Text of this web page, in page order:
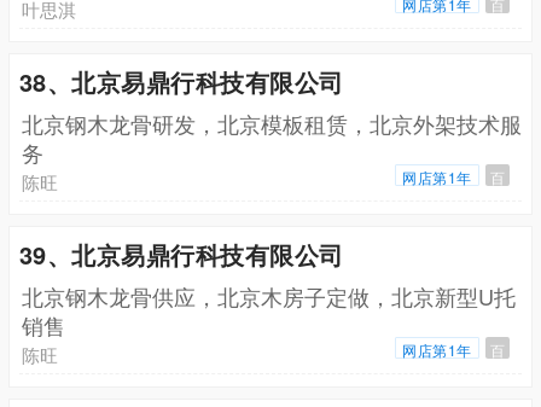
叶思淇
38、北京易鼎行科技有限公司
北京钢木龙骨研发，北京模板租赁，北京外架技术服
务
陈旺 网店第1年 百
39、北京易鼎行科技有限公司
北京钢木龙骨供应，北京木房子定做，北京新型U托
销售
陈旺 网店第1年 百